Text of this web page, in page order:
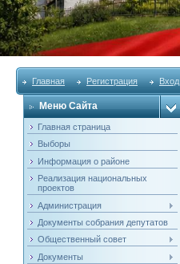
Главная Регистрация Вход
Меню Сайта
Главная страница
Выборы
Информация о районе
Реализация национальных
проектов
Администрация
Документы собрания депутатов
Общественный совет
Документы